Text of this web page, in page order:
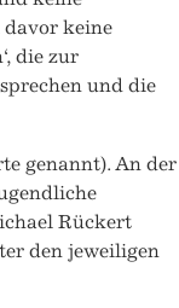
davor keine
die zur
und die
genannt). An der
Rückert
den jeweiligen